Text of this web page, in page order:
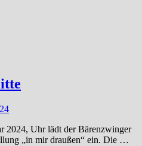
2024, Uhr lädt der Bärenzwinger
„in mir draußen“ ein. Die …